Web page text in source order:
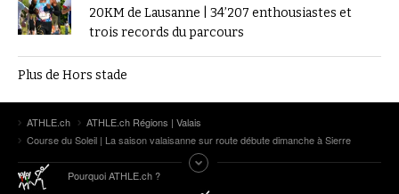
20KM de Lausanne | 34’207 enthousiastes et
trois records du parcours
Plus de Hors stade
ATHLE.ch
ATHLE.ch Régions | Valais
Course du Soleil | La saison valaisanne sur route débute dimanche à Sierre
Pourquoi ATHLE.ch ?